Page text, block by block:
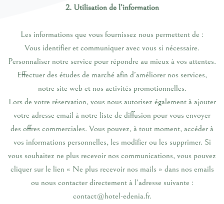
2. Utilisation de l’information
Les informations que vous fournissez nous permettent de :
Vous identifier et communiquer avec vous si nécessaire.
Personnaliser notre service pour répondre au mieux à vos attentes.
Effectuer des études de marché afin d’améliorer nos services,
notre site web et nos activités promotionnelles.
Lors de votre réservation, vous nous autorisez également à ajouter
votre adresse email à notre liste de diffusion pour vous envoyer
des offres commerciales. Vous pouvez, à tout moment, accéder à
vos informations personnelles, les modifier ou les supprimer. Si
vous souhaitez ne plus recevoir nos communications, vous pouvez
cliquer sur le lien « Ne plus recevoir nos mails » dans nos emails
ou nous contacter directement à l’adresse suivante :
contact@hotel-edenia.fr.